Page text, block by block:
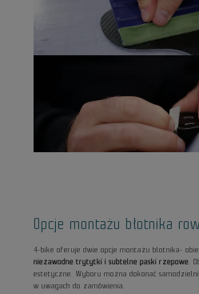
Opcje montażu błotnika
4-bike oferuje dwie opcje montażu błotnika-
niezawodne trytytki i subtelne paski rzepowe.
estetyczne. Wyboru można dokonać
w uwagach do zamówienia.